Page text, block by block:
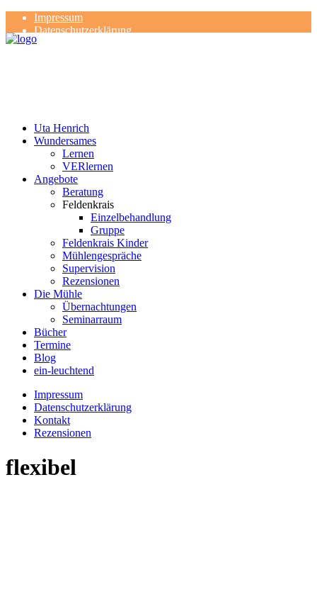
Impressum
Datenschutzerklärung
Kontakt
Uta Henrich
Wundersames
Lernen
VERlernen
Angebote
Beratung
Feldenkrais
Einzelbehandlung
Gruppe
Feldenkrais Kinder
Mühlengespräche
Supervision
Rezensionen
Die Mühle
Übernachtungen
Seminarraum
Bücher
Termine
Blog
ein-leuchtend
Impressum
Datenschutzerklärung
Kontakt
Rezensionen
flexibel